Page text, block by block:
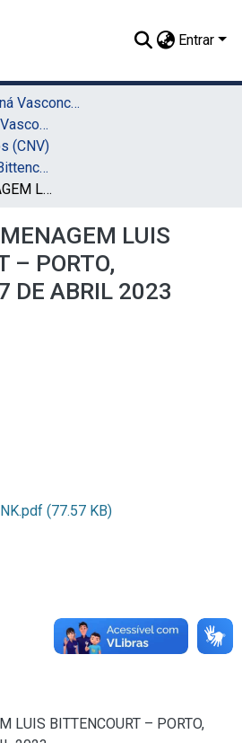
Entrar
09. Cátedra Naná Vasconcelos (CNV)
09.1 - Cátedra Naná Vasconcelos (CNV)
(CNV)
02. Música de Luís Bittencourt (CNV)
MÚSICA – HOMENAGEM LUIS BITTENCOURT – PORTO, PORTUGAL, 27 DE ABRIL 2023
LUIS
– PORTO,
DE ABRIL 2023
(77.57 KB)
LUIS BITTENCOURT – PORTO,